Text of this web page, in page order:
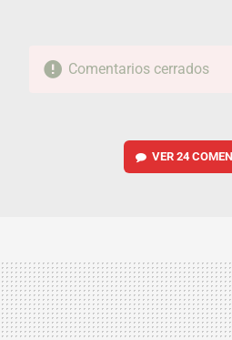
Comentarios cerrados
VER 24